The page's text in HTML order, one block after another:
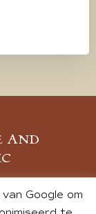
AND
Google om